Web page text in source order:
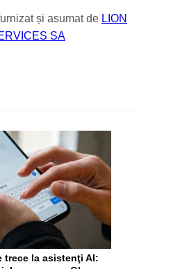
și asumat de LION
SA
trece la asistenţi AI: